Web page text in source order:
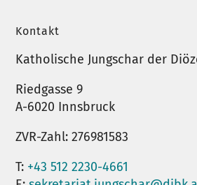
Kontakt
Katholische Jungschar der
Riedgasse 9
A-6020 Innsbruck
ZVR-Zahl: 276981583
T: +43 512 2230-4661